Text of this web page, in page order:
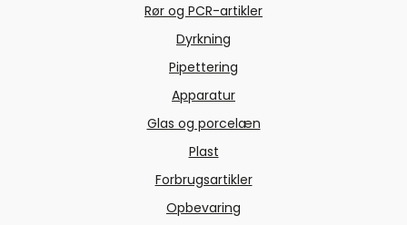
Rør og PCR-artikler
Dyrkning
Pipettering
Apparatur
Glas og porcelæn
Plast
Forbrugsartikler
Opbevaring